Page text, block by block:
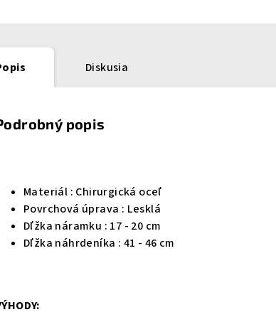
Diskusia
popis
Materiál : Chirurgická oceľ
Povrchová úprava : Lesklá
Dľžka náramku : 17 - 20 cm
Dľžka náhrdeníka : 41 - 46 cm